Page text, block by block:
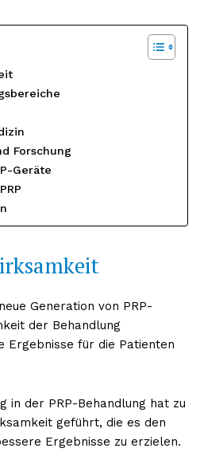
Forschung
Geräte
Generation von PRP-
der Behandlung
Ergebnisse für die Patienten
in der PRP-Behandlung hat zu
geführt, die es den
Ergebnisse zu erzielen.